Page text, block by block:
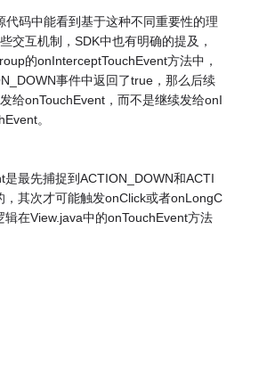
代码中能看到基于这种不同重要性的理
交互机制，SDK中也有明确的提及，
的onInterceptTouchEvent方法中，
事件中返回了true，那么后续
给onTouchEvent，而不是继续发给onI
。
是最先捕捉到ACTION_DOWN和ACTI
，其次才可能触发onClick或者onLongC
辑在View.java中的onTouchEvent方法